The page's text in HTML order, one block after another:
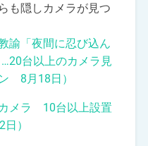
も隠しカメラが見つ
諭「夜間に忍び込ん
台以上のカメラ見
8月18日）
メラ 10台以上設置
）